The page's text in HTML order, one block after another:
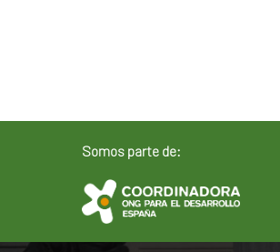
Somos parte de: